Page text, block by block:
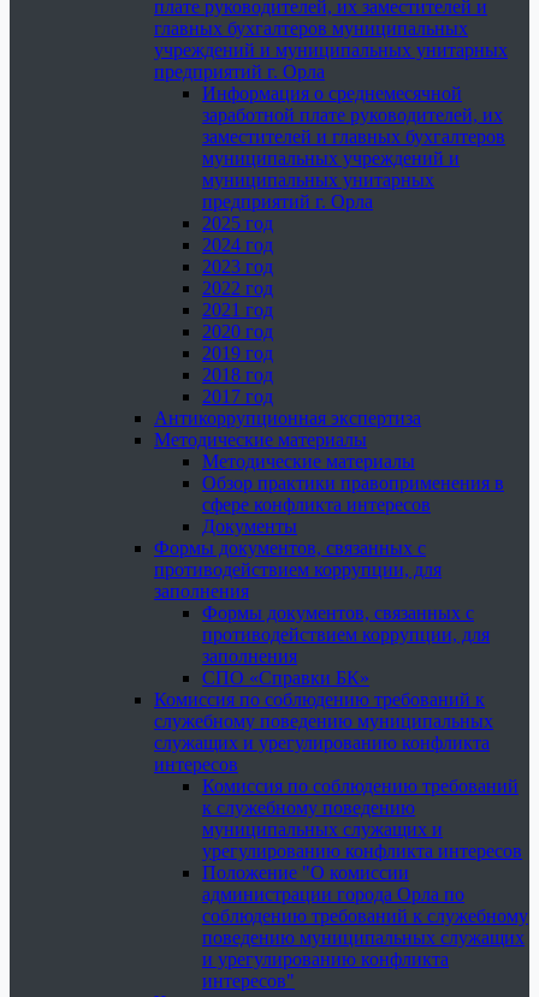
плате руководителей, их заместителей и
главных бухгалтеров муниципальных
учреждений и муниципальных унитарных
предприятий г. Орла
Информация о среднемесячной
заработной плате руководителей, их
заместителей и главных бухгалтеров
муниципальных учреждений и
муниципальных унитарных
предприятий г. Орла
2025 год
2024 год
2023 год
2022 год
2021 год
2020 год
2019 год
2018 год
2017 год
Антикоррупционная экспертиза
Методические материалы
Методические материалы
Обзор практики правоприменения в
сфере конфликта интересов
Документы
Формы документов, связанных с
противодействием коррупции, для
заполнения
Формы документов, связанных с
противодействием коррупции, для
заполнения
СПО «Справки БК»
Комиссия по соблюдению требований к
служебному поведению муниципальных
служащих и урегулированию конфликта
интересов
Комиссия по соблюдению требований
к служебному поведению
муниципальных служащих и
урегулированию конфликта интересов
Положение "О комиссии
администрации города Орла по
соблюдению требований к служебному
поведению муниципальных служащих
и урегулированию конфликта
интересов"